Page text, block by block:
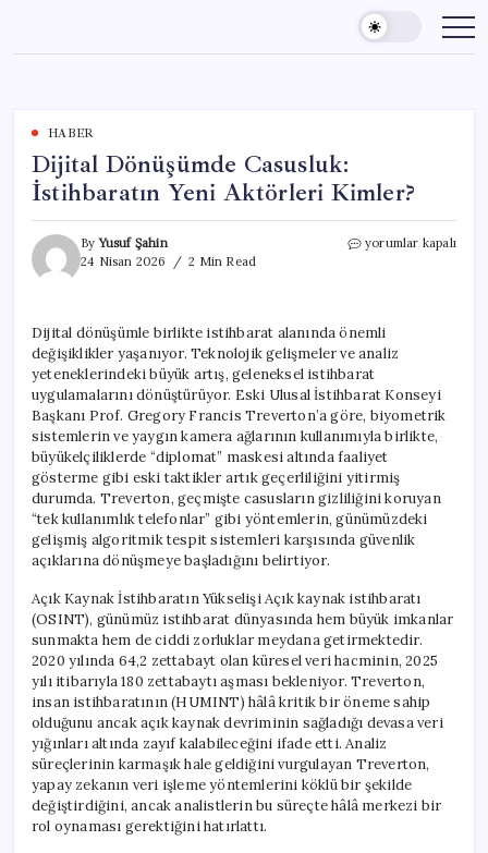
content
HABER
Dijital Dönüşümde Casusluk:
İstihbaratın Yeni Aktörleri Kimler?
ByYusuf Şahin
24 Nisan 2026
2 Min Read
Dijital
Aktörleri
Kimler?
için
yorumlar kapalı
Dijital dönüşümle birlikte istihbarat alanında önemli
değişiklikler yaşanıyor. Teknolojik gelişmeler ve analiz
yeteneklerindeki büyük artış, geleneksel istihbarat
uygulamalarını dönüştürüyor. Eski Ulusal İstihbarat Konseyi
Başkanı Prof. Gregory Francis Treverton’a göre, biyometrik
sistemlerin ve yaygın kamera ağlarının kullanımıyla birlikte,
büyükelçiliklerde “diplomat” maskesi altında faaliyet
gösterme gibi eski taktikler artık geçerliliğini yitirmiş
durumda. Treverton, geçmişte casusların gizliliğini koruyan
“tek kullanımlık telefonlar” gibi yöntemlerin, günümüzdeki
gelişmiş algoritmik tespit sistemleri karşısında güvenlik
açıklarına dönüşmeye başladığını belirtiyor.
Açık Kaynak İstihbaratın Yükselişi Açık kaynak istihbaratı
(OSINT), günümüz istihbarat dünyasında hem büyük imkanlar
sunmakta hem de ciddi zorluklar meydana getirmektedir.
2020 yılında 64,2 zettabayt olan küresel veri hacminin, 2025
yılı itibarıyla 180 zettabaytı aşması bekleniyor. Treverton,
insan istihbaratının (HUMINT) hâlâ kritik bir öneme sahip
olduğunu ancak açık kaynak devriminin sağladığı devasa veri
yığınları altında zayıf kalabileceğini ifade etti. Analiz
süreçlerinin karmaşık hale geldiğini vurgulayan Treverton,
yapay zekanın veri işleme yöntemlerini köklü bir şekilde
değiştirdiğini, ancak analistlerin bu süreçte hâlâ merkezi bir
rol oynaması gerektiğini hatırlattı.